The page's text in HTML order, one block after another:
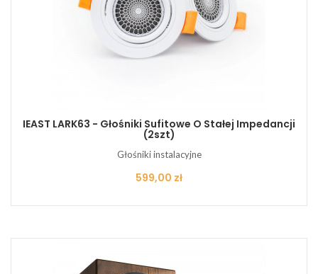
IEAST LARK63 - Głośniki Sufitowe O Stałej Impedancji
(2szt)
Głośniki instalacyjne
Cena
599,00 zł